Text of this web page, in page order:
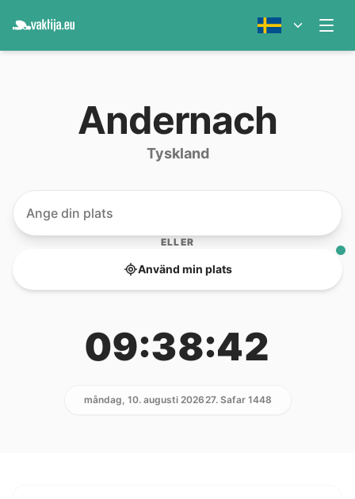
Andernach
Tyskland
ELLER
Använd min plats
09:38:42
måndag, 10. augusti 202627. Safar 1448